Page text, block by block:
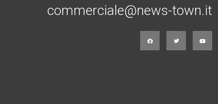
commerciale@news-town.it